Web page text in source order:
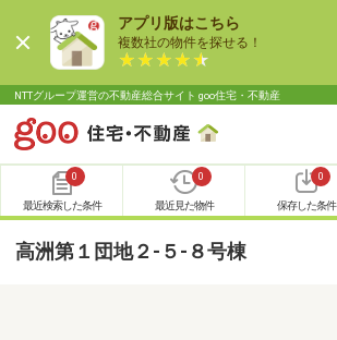
アプリ版はこちら
複数社の物件を探せる！
NTTグループ運営の不動産総合サイト goo住宅・不動産
0
最近検索した条件
0
最近見た物件
0
保存した条件
高洲第１団地２-５-８号棟